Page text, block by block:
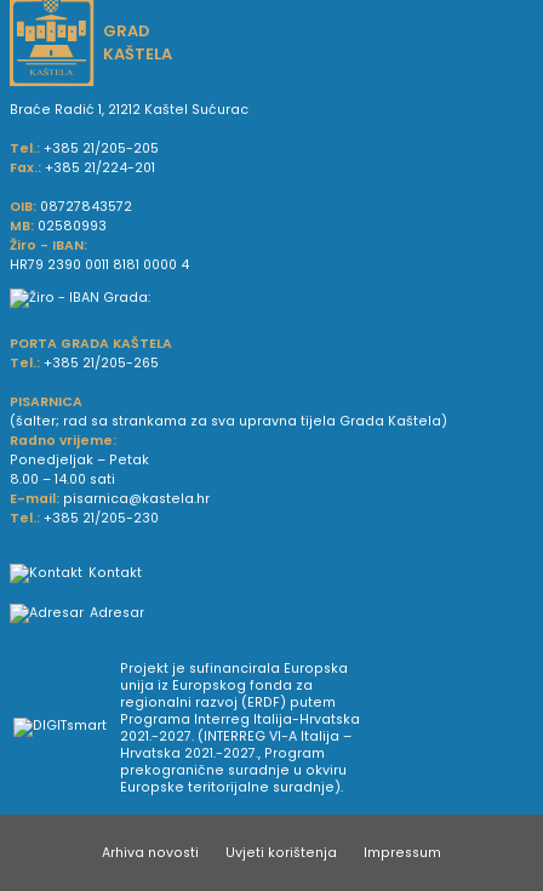
GRAD
KAŠTELA
Braće Radić 1, 21212 Kaštel Sućurac
Tel.: +385 21/205-205
Fax.: +385 21/224-201
OIB: 08727843572
MB: 02580993
Žiro - IBAN:
HR79 2390 0011 8181 0000 4
PORTA GRADA KAŠTELA
Tel.: +385 21/205-265
PISARNICA
(šalter; rad sa strankama za sva upravna tijela Grada Kaštela)
Radno vrijeme:
Ponedjeljak – Petak
8.00 – 14.00 sati
E-mail: pisarnica@kastela.hr
Tel.: +385 21/205-230
Kontakt
Adresar
Projekt je sufinancirala Europska
unija iz Europskog fonda za
regionalni razvoj (ERDF) putem
Programa Interreg Italija-Hrvatska
2021.-2027. (INTERREG VI-A Italija –
Hrvatska 2021.-2027., Program
prekogranične suradnje u okviru
Europske teritorijalne suradnje).
Arhiva novosti Uvjeti korištenja Impressum